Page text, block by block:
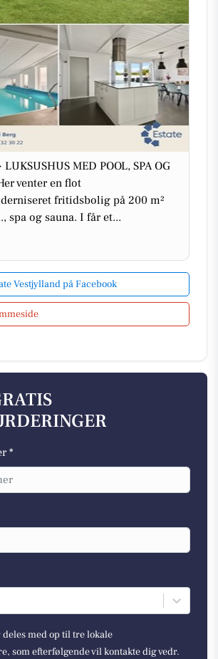
LUKSUSHUS MED POOL, SPA OG
venter en flot
fritidsbolig på 200 m²
spa og sauna. I får et...
Vestjylland på Facebook
*
med op til tre lokale
som efterfølgende vil kontakte dig vedr.